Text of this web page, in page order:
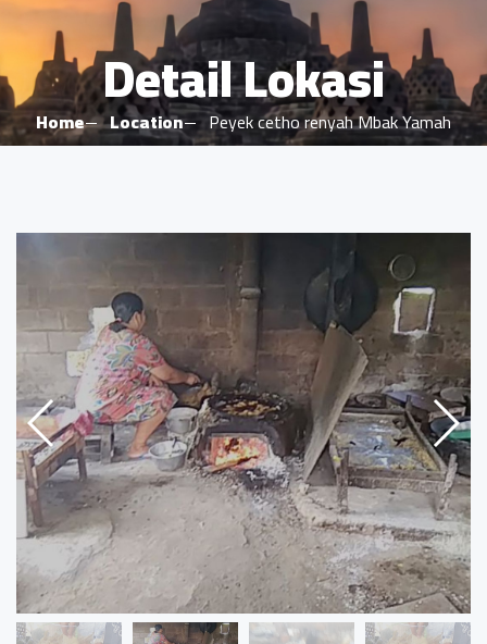
Detail Lokasi
Home Location Peyek cetho renyah Mbak Yamah